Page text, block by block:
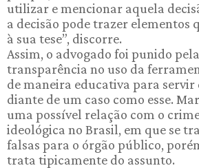
utilizar e mencionar aquela
a decisão pode trazer elementos
à sua tese”, discorre.
Assim, o advogado foi punido
transparência no uso da
de maneira educativa para servir
diante de um caso como esse.
uma possível relação com o
ideológica no Brasil, em que se
falsas para o órgão público,
trata tipicamente do assunto.